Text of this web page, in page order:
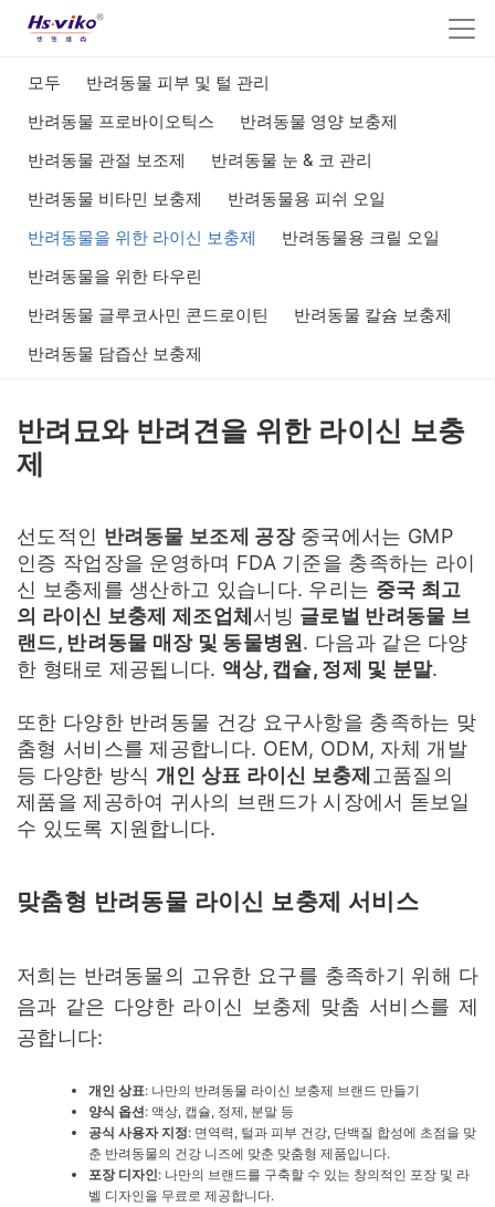
모두
반려동물 피부 및 털 관리
반려동물 프로바이오틱스
반려동물 영양 보충제
반려동물 관절 보조제
반려동물 눈 & 코 관리
반려동물 비타민 보충제
반려동물용 피쉬 오일
반려동물을 위한 라이신 보충제
반려동물용 크릴 오일
반려동물을 위한 타우린
반려동물 글루코사민 콘드로이틴
반려동물 칼슘 보충제
반려동물 담즙산 보충제
반려묘와 반려견을 위한 라이신 보충
제
선도적인 반려동물 보조제 공장중국에서는 GMP
인증 작업장을 운영하며 FDA 기준을 충족하는 라이
신 보충제를 생산하고 있습니다. 우리는 중국 최고
의 라이신 보충제 제조업체 서빙 글로벌 반려동물 브
랜드, 반려동물 매장 및 동물병원 . 다음과 같은 다양
한 형태로 제공됩니다. 액상, 캡슐, 정제 및 분말.
또한 다양한 반려동물 건강 요구사항을 충족하는 맞
춤형 서비스를 제공합니다. OEM, ODM, 자체 개발
등 다양한 방식 개인 상표 라이신 보충제 고품질의
제품을 제공하여 귀사의 브랜드가 시장에서 돋보일
수 있도록 지원합니다.
맞춤형 반려동물 라이신 보충제 서비스
저희는 반려동물의 고유한 요구를 충족하기 위해 다
음과 같은 다양한 라이신 보충제 맞춤 서비스를 제
공합니다:
개인 상표: 나만의 반려동물 라이신 보충제 브랜드 만들기
양식 옵션: 액상, 캡슐, 정제, 분말 등
공식 사용자 지정: 면역력, 털과 피부 건강, 단백질 합성에 초점을 맞
춘 반려동물의 건강 니즈에 맞춘 맞춤형 제품입니다.
포장 디자인: 나만의 브랜드를 구축할 수 있는 창의적인 포장 및 라
벨 디자인을 무료로 제공합니다.